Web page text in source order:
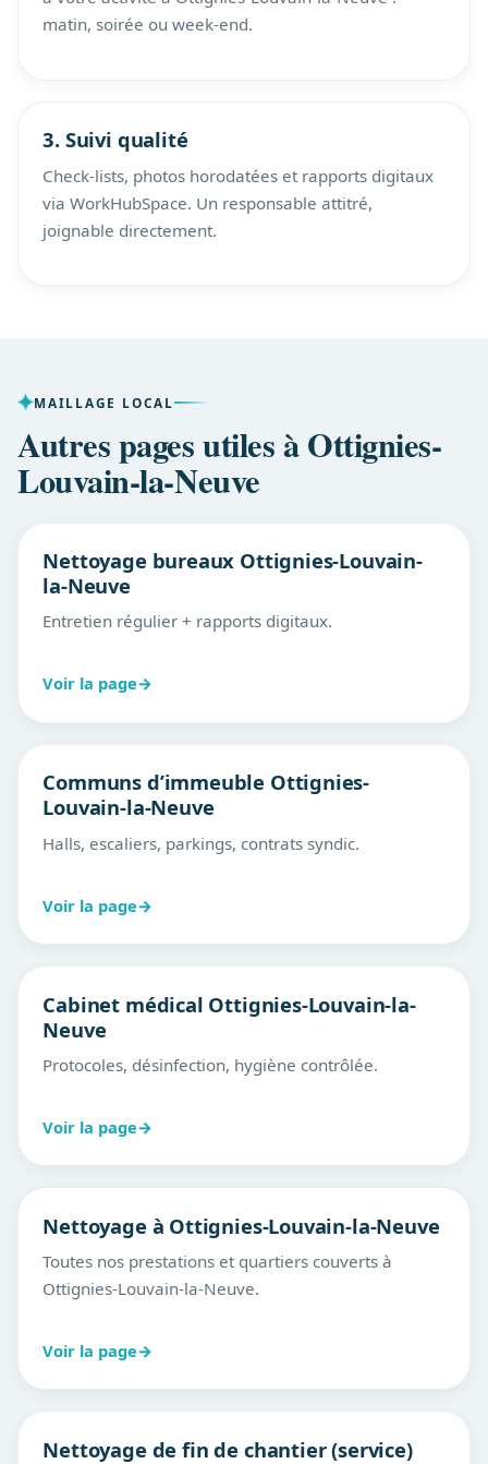
matin, soirée ou week-end.
3. Suivi qualité
Check-lists, photos horodatées et rapports digitaux
via WorkHubSpace. Un responsable attitré,
joignable directement.
MAILLAGE LOCAL
Autres pages utiles à Ottignies-
Louvain-la-Neuve
Nettoyage bureaux Ottignies-Louvain-
la-Neuve
Entretien régulier + rapports digitaux.
Voir la page→
Communs d’immeuble Ottignies-
Louvain-la-Neuve
Halls, escaliers, parkings, contrats syndic.
Voir la page→
Cabinet médical Ottignies-Louvain-la-
Neuve
Protocoles, désinfection, hygiène contrôlée.
Voir la page→
Nettoyage à Ottignies-Louvain-la-Neuve
Toutes nos prestations et quartiers couverts à
Ottignies-Louvain-la-Neuve.
Voir la page→
Nettoyage de fin de chantier (service)